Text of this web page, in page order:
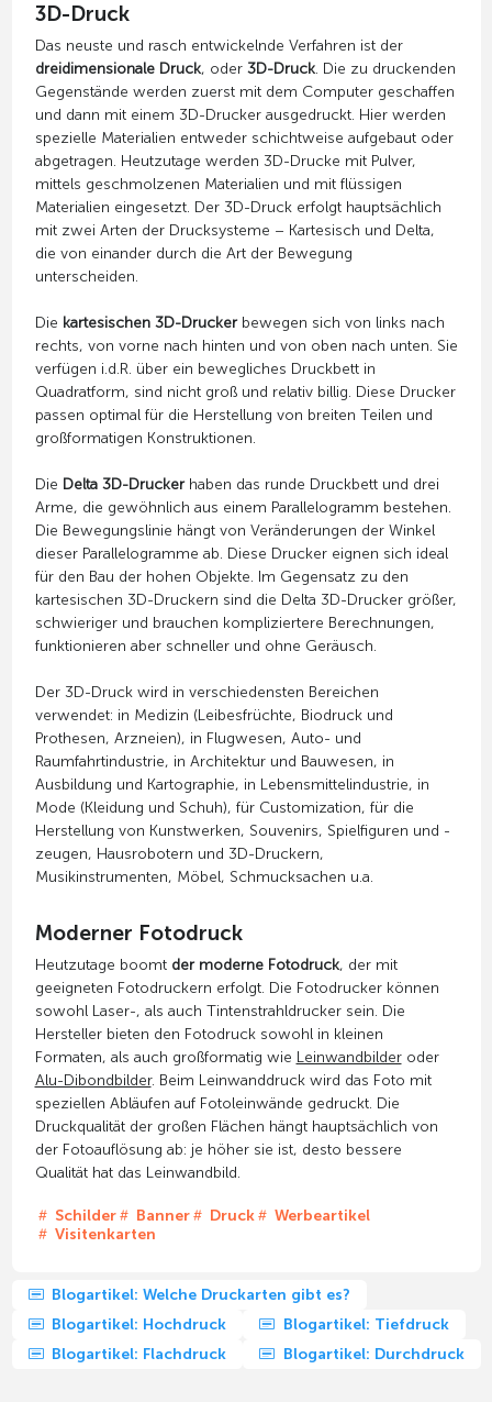
3D-Druck
Das neuste und rasch entwickelnde Verfahren ist der
dreidimensionale Druck, oder 3D-Druck. Die zu druckenden
Gegenstände werden zuerst mit dem Computer geschaffen
und dann mit einem 3D-Drucker ausgedruckt. Hier werden
spezielle Materialien entweder schichtweise aufgebaut oder
abgetragen. Heutzutage werden 3D-Drucke mit Pulver,
mittels geschmolzenen Materialien und mit flüssigen
Materialien eingesetzt. Der 3D-Druck erfolgt hauptsächlich
mit zwei Arten der Drucksysteme – Kartesisch und Delta,
die von einander durch die Art der Bewegung
unterscheiden.
Die kartesischen 3D-Druckerbewegen sich von links nach
rechts, von vorne nach hinten und von oben nach unten. Sie
verfügen i.d.R. über ein bewegliches Druckbett in
Quadratform, sind nicht groß und relativ billig. Diese Drucker
passen optimal für die Herstellung von breiten Teilen und
großformatigen Konstruktionen.
Die Delta 3D-Druckerhaben das runde Druckbett und drei
Arme, die gewöhnlich aus einem Parallelogramm bestehen.
Die Bewegungslinie hängt von Veränderungen der Winkel
dieser Parallelogramme ab. Diese Drucker eignen sich ideal
für den Bau der hohen Objekte. Im Gegensatz zu den
kartesischen 3D-Druckern sind die Delta 3D-Drucker größer,
schwieriger und brauchen kompliziertere Berechnungen,
funktionieren aber schneller und ohne Geräusch.
Der 3D-Druck wird in verschiedensten Bereichen
verwendet: in Medizin (Leibesfrüchte, Biodruck und
Prothesen, Arzneien), in Flugwesen, Auto- und
Raumfahrtindustrie, in Architektur und Bauwesen, in
Ausbildung und Kartographie, in Lebensmittelindustrie, in
Mode (Kleidung und Schuh), für Customization, für die
Herstellung von Kunstwerken, Souvenirs, Spielfiguren und -
zeugen, Hausrobotern und 3D-Druckern,
Musikinstrumenten, Möbel, Schmucksachen u.a.
Moderner Fotodruck
Heutzutage boomt der moderne Fotodruck, der mit
geeigneten Fotodruckern erfolgt. Die Fotodrucker können
sowohl Laser-, als auch Tintenstrahldrucker sein. Die
Hersteller bieten den Fotodruck sowohl in kleinen
Formaten, als auch großformatig wie Leinwandbilderoder
Alu-Dibondbilder. Beim Leinwanddruck wird das Foto mit
speziellen Abläufen auf Fotoleinwände gedruckt. Die
Druckqualität der großen Flächen hängt hauptsächlich von
der Fotoauflösung ab: je höher sie ist, desto bessere
Qualität hat das Leinwandbild.
Schilder Banner Druck
Werbeartikel
Visitenkarten
Blogartikel: Welche Druckarten gibt es?
Blogartikel: Hochdruck
Blogartikel: Tiefdruck
Blogartikel: Flachdruck
Blogartikel: Durchdruck